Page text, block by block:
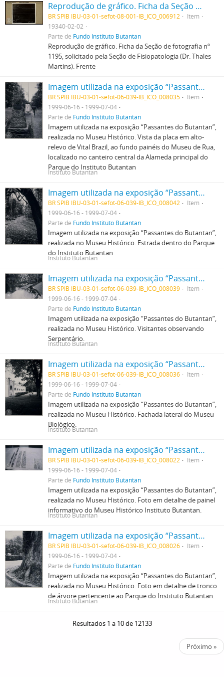
Reprodução de gráfico. Ficha da Seção de fotografia nº 1195, solicitado pela Seção de Fisiopatologia (Dr. Thales Martins). Frente
BR SPIB IBU-03-01-sefot-08-001-IB_ICO_006912
Item
19340-02-02
Parte de Fundo Instituto Butantan
Reprodução de gráfico. Ficha da Seção de fotografia nº
1195, solicitado pela Seção de Fisiopatologia (Dr. Thales
Martins). Frente
Imagem utilizada na exposição “Passantes do Butantan”, realizada no Museu Histórico. Vista da placa em alto-relevo de Vital Brazil, ao fundo painéis do Museu de Rua, localizado no canteiro central da Alameda principal do Parque do Instituto Butantan
BR SPIB IBU-03-01-sefot-06-039-IB_ICO_008035
Item
1999-06-16 - 1999-07-04
Parte de Fundo Instituto Butantan
Imagem utilizada na exposição “Passantes do Butantan”,
realizada no Museu Histórico. Vista da placa em alto-
relevo de Vital Brazil, ao fundo painéis do Museu de Rua,
localizado no canteiro central da Alameda principal do
Parque do Instituto Butantan
Instituto Butantan
Imagem utilizada na exposição “Passantes do Butantan”, realizada no Museu Histórico. Estrada dentro do Parque do Instituto Butantan
BR SPIB IBU-03-01-sefot-06-039-IB_ICO_008042
Item
1999-06-16 - 1999-07-04
Parte de Fundo Instituto Butantan
Imagem utilizada na exposição “Passantes do Butantan”,
realizada no Museu Histórico. Estrada dentro do Parque
do Instituto Butantan
Instituto Butantan
Imagem utilizada na exposição “Passantes do Butantan”, realizada no Museu Histórico. Visitantes observando Serpentário.
BR SPIB IBU-03-01-sefot-06-039-IB_ICO_008039
Item
1999-06-16 - 1999-07-04
Parte de Fundo Instituto Butantan
Imagem utilizada na exposição “Passantes do Butantan”,
realizada no Museu Histórico. Visitantes observando
Serpentário.
Instituto Butantan
Imagem utilizada na exposição “Passantes do Butantan”, realizada no Museu Histórico. Fachada lateral do Museu Biológico.
BR SPIB IBU-03-01-sefot-06-039-IB_ICO_008036
Item
1999-06-16 - 1999-07-04
Parte de Fundo Instituto Butantan
Imagem utilizada na exposição “Passantes do Butantan”,
realizada no Museu Histórico. Fachada lateral do Museu
Biológico.
Instituto Butantan
Imagem utilizada na exposição “Passantes do Butantan”, realizada no Museu Histórico. Foto em detalhe de painel informativo do Museu Histórico Instituto Butantan.
BR SPIB IBU-03-01-sefot-06-039-IB_ICO_008022
Item
1999-06-16 - 1999-07-04
Parte de Fundo Instituto Butantan
Imagem utilizada na exposição “Passantes do Butantan”,
realizada no Museu Histórico. Foto em detalhe de painel
informativo do Museu Histórico Instituto Butantan.
Instituto Butantan
Imagem utilizada na exposição “Passantes do Butantan”, realizada no Museu Histórico. Foto em detalhe de tronco de árvore pertencente ao Parque do Instituto Butantan.
BR SPIB IBU-03-01-sefot-06-039-IB_ICO_008026
Item
1999-06-16 - 1999-07-04
Parte de Fundo Instituto Butantan
Imagem utilizada na exposição “Passantes do Butantan”,
realizada no Museu Histórico. Foto em detalhe de tronco
de árvore pertencente ao Parque do Instituto Butantan.
Instituto Butantan
Resultados 1 a 10 de 12133
Próximo »